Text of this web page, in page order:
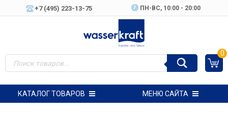
+7 (495) 223-13-75 ПН-ВC, 10:00 - 20:00
0
КАТАЛОГ ТОВАРОВ МЕНЮ САЙТА